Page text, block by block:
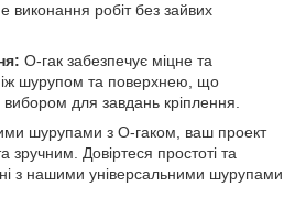
виконання робіт без зайвих
О-гак забезпечує міцне та
шурупом та поверхнею, що
вибором для завдань кріплення.
шурупами з О-гаком, ваш проект
зручним. Довіртеся простоті та
з нашими універсальними шурупами